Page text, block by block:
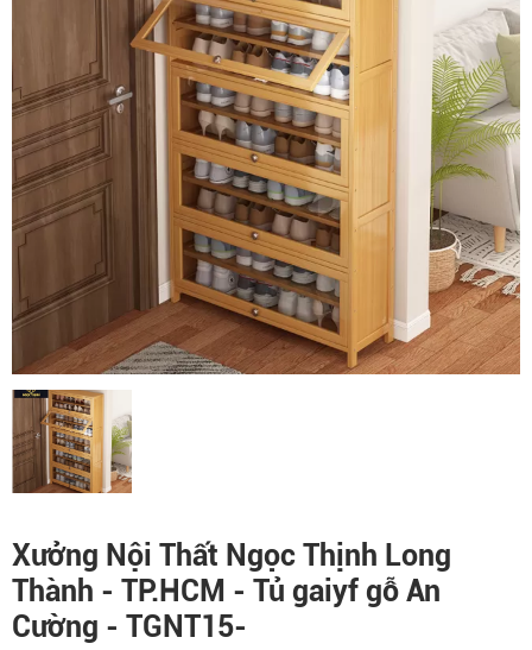
Xưởng Nội Thất Ngọc Thịnh Long
Thành - TP.HCM - Tủ gaiyf gỗ An
Cường - TGNT15-